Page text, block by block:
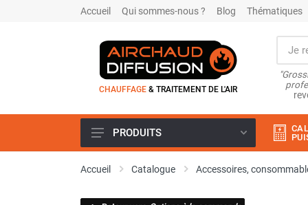
Accueil Qui sommes-nous ? Blog Thématiques
CHAUFFAGE & TRAITEMENT DE L'AIR
Climatiseur
PRODUITS
Accueil Catalogue Accessoires,